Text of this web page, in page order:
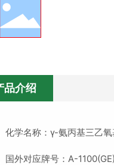
品介绍
化学名称：γ-氨丙基三乙
国外对应牌号：A-